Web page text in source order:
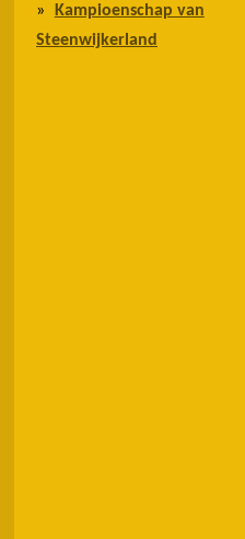
Kampioenschap van
Steenwijkerland